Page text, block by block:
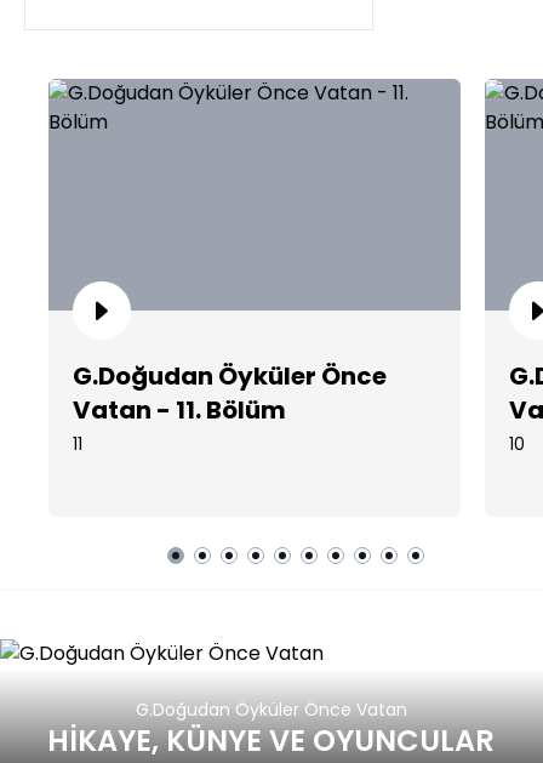
G.Doğudan Öyküler Önce
Vatan - 11. Bölüm
11 10
G.Doğudan Öyküler Önce Vatan
HİKAYE, KÜNYE VE OYUNCULAR